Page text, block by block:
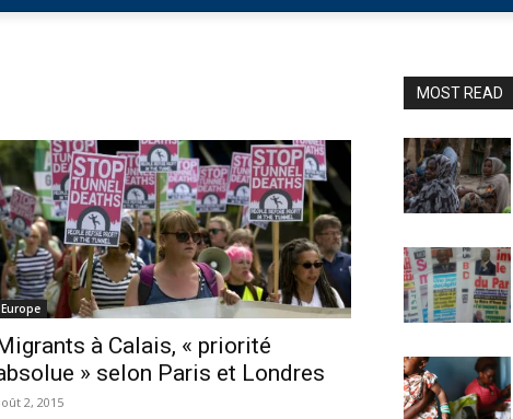
Europe
à Calais, « priorité
» selon Paris et Londres
2, 2015
MOST READ